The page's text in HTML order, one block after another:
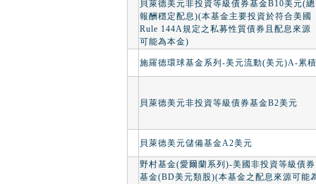
貝萊德美元非投資等級債券基金B10美元(總
報酬穩定配息)(本基金主要投資於符合美國
Rule 144A規定之私募性質債券且配息來源
可能為本金)
施羅德環球基金系列-美元流動(美元)A-累積
貝萊德美元非投資等級債券基金B2美元
貝萊德美元儲備基金A2美元
野村基金(愛爾蘭系列)-美國非投資等級債券
基金(BD美元類股)(本基金之配息來源可能